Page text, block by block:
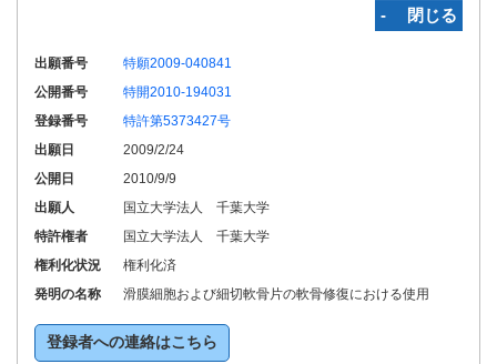
‐ 閉じる
出願番号
特願2009-040841
公開番号
特開2010-194031
登録番号
特許第5373427号
出願日
2009/2/24
公開日
2010/9/9
出願人
国立大学法人 千葉大学
特許権者
国立大学法人 千葉大学
権利化状況
権利化済
発明の名称
滑膜細胞および細切軟骨片の軟骨修復における使用
登録者への連絡はこちら